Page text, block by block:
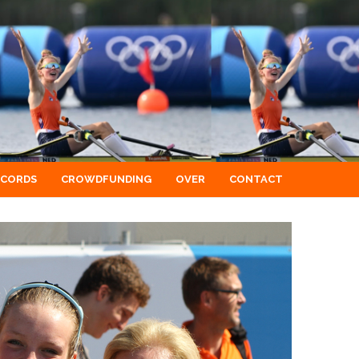
CROWDFUNDING OVER CONTACT